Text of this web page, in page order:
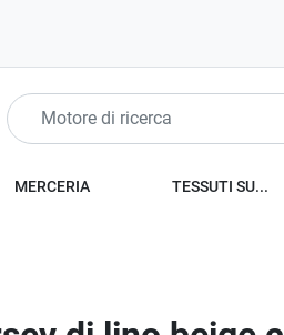
MERCERIA TESSUTI SU...